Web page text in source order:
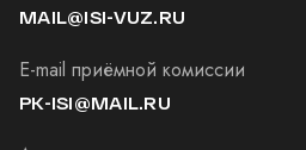
MAIL@ISI-VUZ.RU
E-mail приёмной комиссии
PK-ISI@MAIL.RU